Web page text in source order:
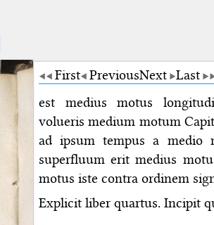
First PreviousNext Last
est medius motus
volueris medium motum
ad ipsum tempus a medio
superfluum erit medius
motus iste contra ordinem
Explicit liber quartus. Incipit